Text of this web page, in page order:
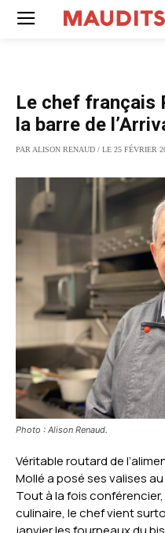
Le chef français
la barre de
PAR ALISON RENAUD / LE 25 FÉVRIER
Photo : Alison Renaud.
Véritable routard de
Mollé a posé ses valises
Tout à la fois
culinaire, le chef vient